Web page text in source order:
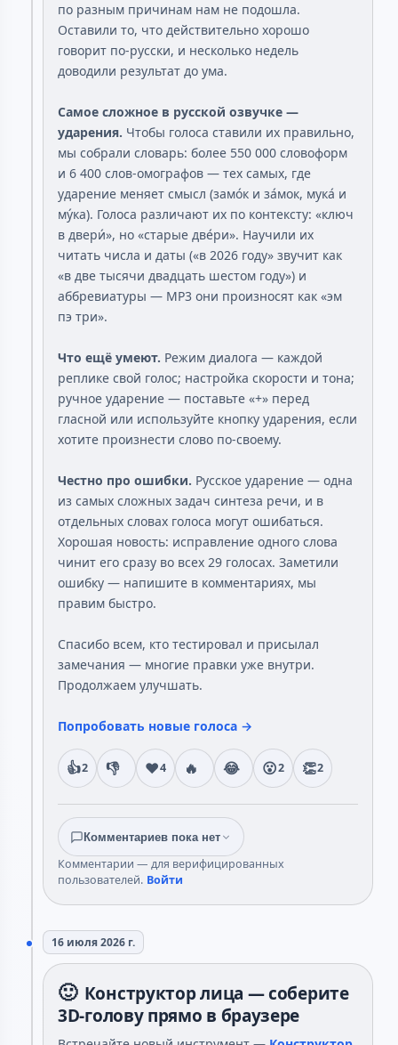
по разным причинам нам не подошла.
Оставили то, что действительно хорошо
говорит по-русски, и несколько недель
доводили результат до ума.
Самое сложное в русской озвучке —
ударения. Чтобы голоса ставили их правильно,
мы собрали словарь: более 550 000 словоформ
и 6 400 слов-омографов — тех самых, где
ударение меняет смысл (замо́к и за́мок, мука́ и
му́ка). Голоса различают их по контексту: «ключ
в двери́», но «старые две́ри». Научили их
читать числа и даты («в 2026 году» звучит как
«в две тысячи двадцать шестом году») и
аббревиатуры — MP3 они произносят как «эм
пэ три».
Что ещё умеют. Режим диалога — каждой
реплике свой голос; настройка скорости и тона;
ручное ударение — поставьте «+» перед
гласной или используйте кнопку ударения, если
хотите произнести слово по-своему.
Честно про ошибки. Русское ударение — одна
из самых сложных задач синтеза речи, и в
отдельных словах голоса могут ошибаться.
Хорошая новость: исправление одного слова
чинит его сразу во всех 29 голосах. Заметили
ошибку — напишите в комментариях, мы
правим быстро.
Спасибо всем, кто тестировал и присылал
замечания — многие правки уже внутри.
Продолжаем улучшать.
Попробовать новые голоса →
👍2 👎 ❤️4 🔥 😂 😮2 👏2
Комментариев пока нет
Комментарии — для верифицированных
пользователей. Войти
16 июля 2026 г.
🙂 Конструктор лица — соберите
3D-голову прямо в браузере